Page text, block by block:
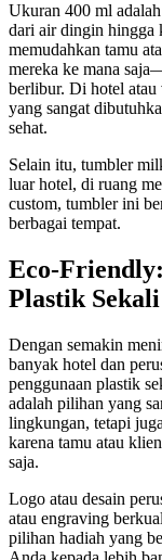
Ukuran 400 ml
dari air dingin hingga
memudahkan tamu
mereka ke mana
berlibur. Di hotel
yang sangat
sehat.
Selain itu, tumbler
luar hotel, di ruang
custom, tumbler ini
berbagai tempat.
Eco-
Plastik
Dengan semakin
banyak hotel dan
penggunaan plastik
adalah pilihan yang
lingkungan, tetapi
karena tamu atau
saja.
Logo atau desain
atau engraving
pilihan hadiah yang